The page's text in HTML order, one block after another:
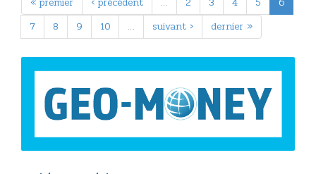
7
8 9 10 … suivant › dernier »